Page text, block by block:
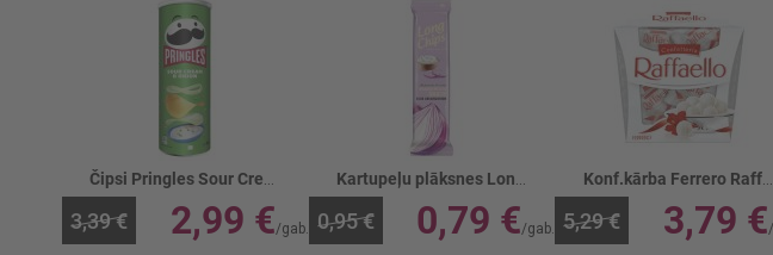
Čipsi Pringles Sour Cream&Onion
3,39 € 2,99 €
Kartupeļu plāksnes Long Chips Sk.krēj./sīpoli
0,95 € 0,79 €
Konf.kārba Ferrero Raffaello
5,29 € 3,79 €